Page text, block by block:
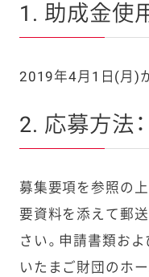
1. 助成金使
2019年4月1日(月)
2. 応募方法：
募集要項を参照の
要資料を添えて郵
さい。申請書類お
いたまご財団のホ